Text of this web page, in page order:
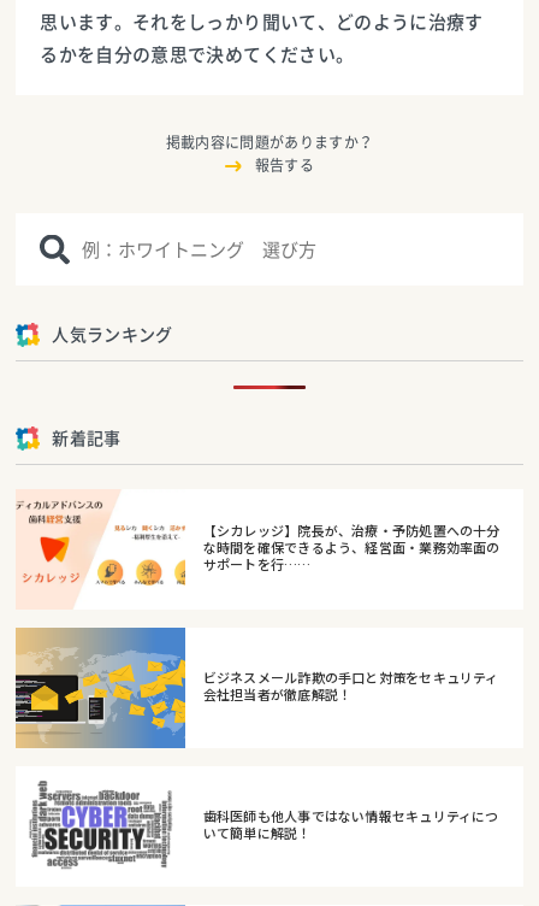
思います。それをしっかり聞いて、どのように治療す
るかを自分の意思で決めてください。
掲載内容に問題がありますか？
報告する
人気ランキング
新着記事
【シカレッジ】院長が、治療・予防処置への十分
な時間を確保できるよう、経営面・業務効率面の
サポートを行……
ビジネスメール詐欺の手口と対策をセキュリティ
会社担当者が徹底解説！
歯科医師も他人事ではない情報セキュリティにつ
いて簡単に解説！